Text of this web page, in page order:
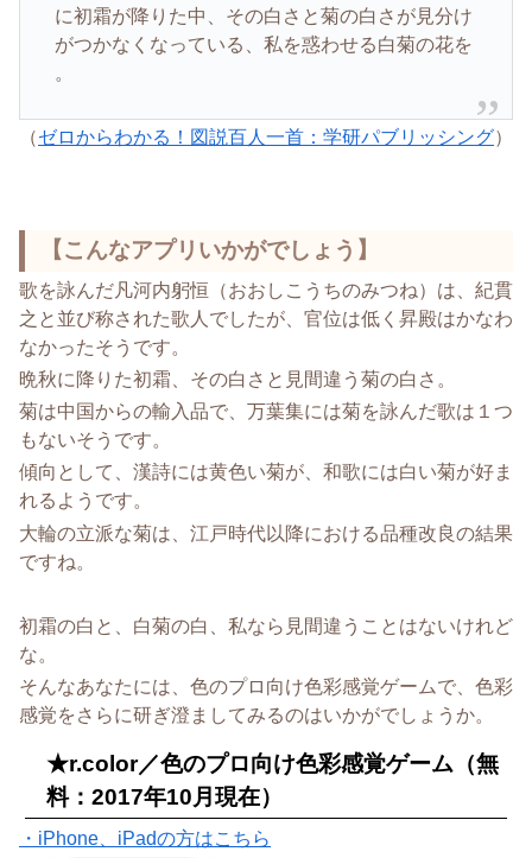
に初霜が降りた中、その白さと菊の白さが見分け
がつかなくなっている、私を惑わせる白菊の花を
。
（ゼロからわかる！図説百人一首：学研パブリッシング）
【こんなアプリいかがでしょう】
歌を詠んだ凡河内躬恒（おおしこうちのみつね）は、紀貫
之と並び称された歌人でしたが、官位は低く昇殿はかなわ
なかったそうです。
晩秋に降りた初霜、その白さと見間違う菊の白さ。
菊は中国からの輸入品で、万葉集には菊を詠んだ歌は１つ
もないそうです。
傾向として、漢詩には黄色い菊が、和歌には白い菊が好ま
れるようです。
大輪の立派な菊は、江戸時代以降における品種改良の結果
ですね。
初霜の白と、白菊の白、私なら見間違うことはないけれど
な。
そんなあなたには、色のプロ向け色彩感覚ゲームで、色彩
感覚をさらに研ぎ澄ましてみるのはいかがでしょうか。
★r.color／色のプロ向け色彩感覚ゲーム（無
料：2017年10月現在）
・iPhone、iPadの方はこちら